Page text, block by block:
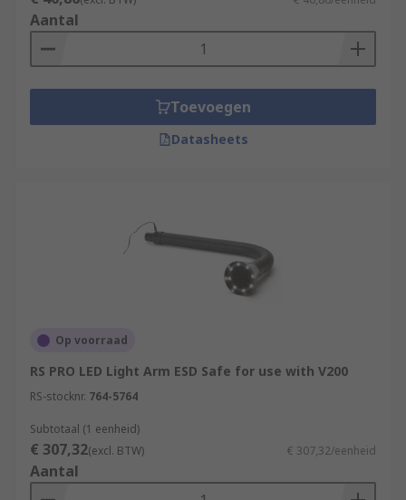
Aantal
Toevoegen
Datasheets
Op voorraad
RS PRO LED Light Arm ESD Safe for use with V200
RS-stocknr. 764-5764
Subtotaal (1 eenheid)
€ 307,32(excl. BTW) € 307,32/eenheid
Aantal